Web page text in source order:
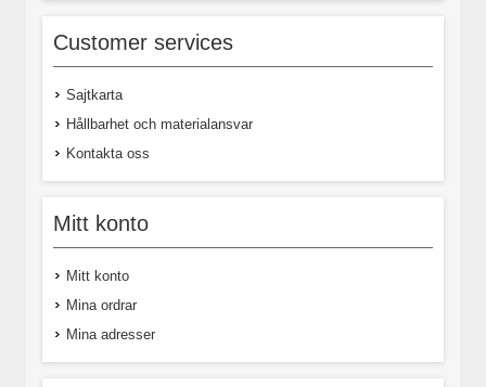
Customer services
Sajtkarta
Hållbarhet och materialansvar
Kontakta oss
Mitt konto
Mitt konto
Mina ordrar
Mina adresser